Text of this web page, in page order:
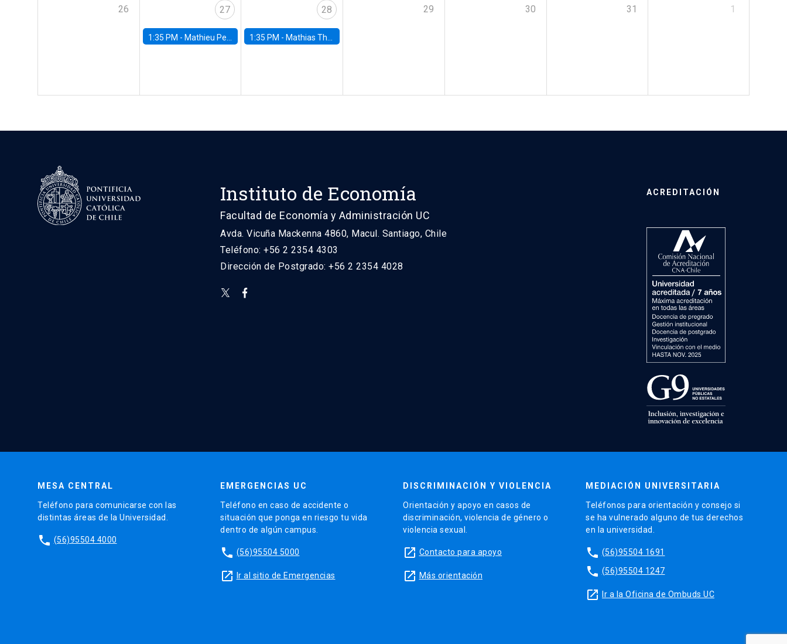
26 27
1:35 PM - Mathieu Pedemonte, IDB
28
1:35 PM - Mathias Thoenig, University of Lausanne
29 30 31 1
Instituto de Economía
Facultad de Economía y Administración UC
Avda. Vicuña Mackenna 4860, Macul. Santiago, Chile
Teléfono: +56 2 2354 4303
Dirección de Postgrado: +56 2 2354 4028
ACREDITACIÓN
MESA CENTRAL
Teléfono para comunicarse con las
distintas áreas de la Universidad.
phone (56)95504 4000
EMERGENCIAS UC
Teléfono en caso de accidente o
situación que ponga en riesgo tu vida
dentro de algún campus.
phone (56)95504 5000
launch Ir al sitio de Emergencias
DISCRIMINACIÓN Y VIOLENCIA
Orientación y apoyo en casos de
discriminación, violencia de género o
violencia sexual.
launch Contacto para apoyo
launch Más orientación
MEDIACIÓN UNIVERSITARIA
Teléfonos para orientación y consejo si
se ha vulnerado alguno de tus derechos
en la universidad.
phone (56)95504 1691
phone (56)95504 1247
launch Ir a la Oficina de Ombuds UC